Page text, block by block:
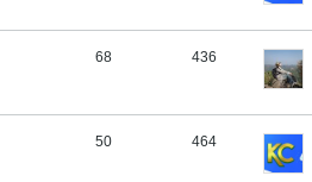
68 436
50 464